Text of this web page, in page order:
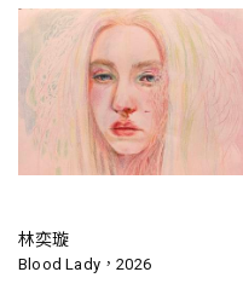
林奕璇
Blood Lady，2026